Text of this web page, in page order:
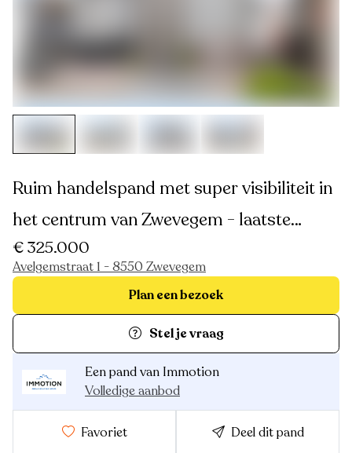
Ruim handelspand met super visibiliteit in
het centrum van Zwevegem - laatste
handelspand te koop!
€ 325.000
Avelgemstraat 1 - 8550 Zwevegem
Plan een bezoek
Stel je vraag
Een pand van Immotion
Volledige aanbod
Favoriet Deel dit pand